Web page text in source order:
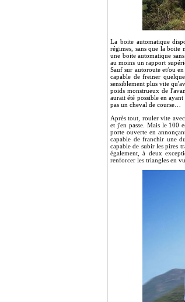
La boite automatique
régimes, sans que la boite
une boite automatique
au moins un rapport
Sauf sur autoroute et/ou
capable de freiner
sensiblement plus vite
poids monstrueux de
aurait été possible en
pas un cheval de course…
Après tout, rouler vite
et j'en passe. Mais le 100
porte ouverte en
capable de franchir une
capable de subir les pires
également, à deux
renforcer les triangles en